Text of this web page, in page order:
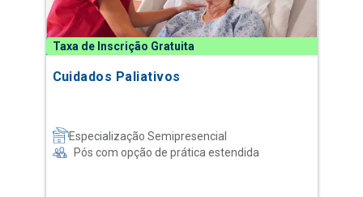
Taxa de Inscrição Gratuita
Cuidados Paliativos
Especialização Semipresencial
Pós com opção de prática estendida